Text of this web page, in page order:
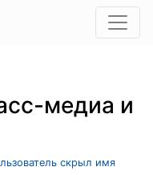
медиа и
скрыл имя